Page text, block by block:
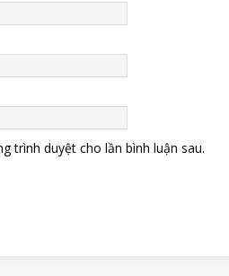
trình duyệt cho lần bình luận sau.